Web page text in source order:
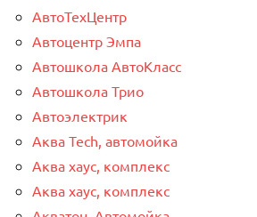
АвтоТехЦентр
Автоцентр Эмпа
Автошкола АвтоКласс
Автошкола Трио
Автоэлектрик
Аква Tech, автомойка
Аква хаус, комплекс
Аква хаус, комплекс